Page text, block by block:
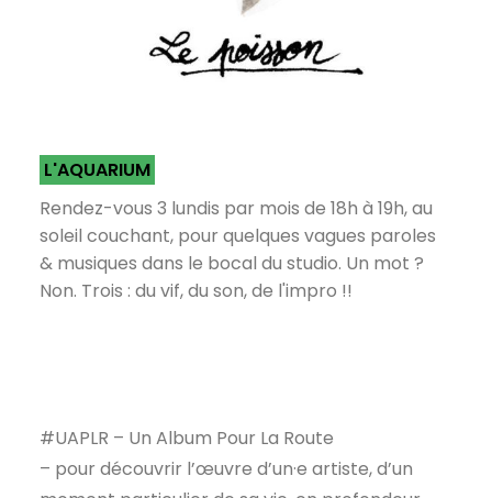
L'AQUARIUM
Rendez-vous 3 lundis par mois de 18h à 19h, au
soleil couchant, pour quelques vagues paroles
& musiques dans le bocal du studio. Un mot ?
Non. Trois : du vif, du son, de l'impro !!
#UAPLR – Un Album Pour La Route
– pour découvrir l’œuvre d’un·e artiste, d’un